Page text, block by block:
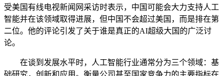
受美国有线电视新闻网采访时表示，中国可能会大力支持人工
智能并在该领域取得进展，但中国不会超过美国，而是排在第
二位。他的评论引发了关于谁是真正的AI超级大国的广泛讨
论。
在谈到发展水平时，人工智能行业通常分为三个领域：基
础研究，创新和应用。衡量公司甚至国家竞争力的主要指标在